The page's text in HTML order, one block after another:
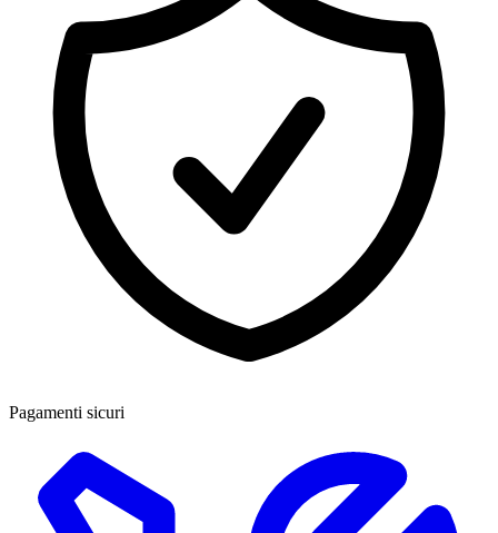
Pagamenti sicuri